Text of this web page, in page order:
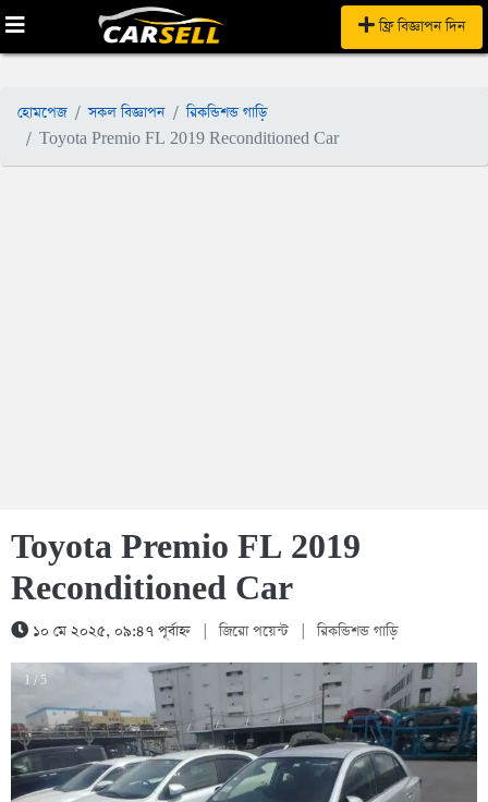
ফ্রি বিজ্ঞাপন দিন
হোমপেজ সকল বিজ্ঞাপন
রিকন্ডিশন্ড গাড়ি
Toyota Premio FL 2019 Reconditioned Car
Toyota Premio FL 2019
Reconditioned Car
১০ মে ২০২৫, ০৯:৪৭ পূর্বাহ্ন জিরো পয়েন্ট রিকন্ডিশন্ড গাড়ি
1 / 5